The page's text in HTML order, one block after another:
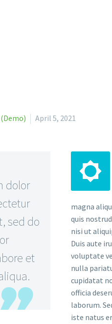
April 5, 2021
dolor
sed do
et


magna
quis
nisi ut
Duis aute
voluptate
nulla
cupidatat
officia
laborum.
iste natus